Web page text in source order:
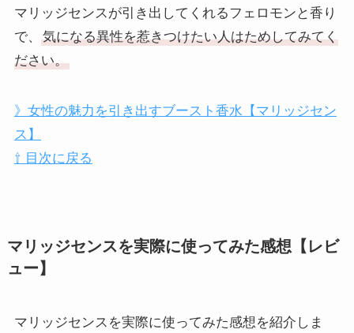
マリッジセンスが引き出してくれるフェロモンと香り
で、
気になる異性を惹きつけたい人はためしてみてく
ださい。
》女性の魅力を引き出すブースト香水【マリッジセン
ス】
⇧ 目次に戻る
マリッジセンスを実際に使ってみた感想【レビ
ュー】
マリッジセンスを実際に使ってみた感想を紹介しま